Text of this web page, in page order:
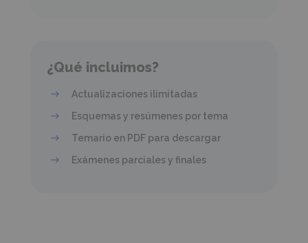
¿Qué incluimos?
Actualizaciones ilimitadas
Esquemas y resúmenes por tema
Temario en PDF para descargar
Exámenes parciales y finales